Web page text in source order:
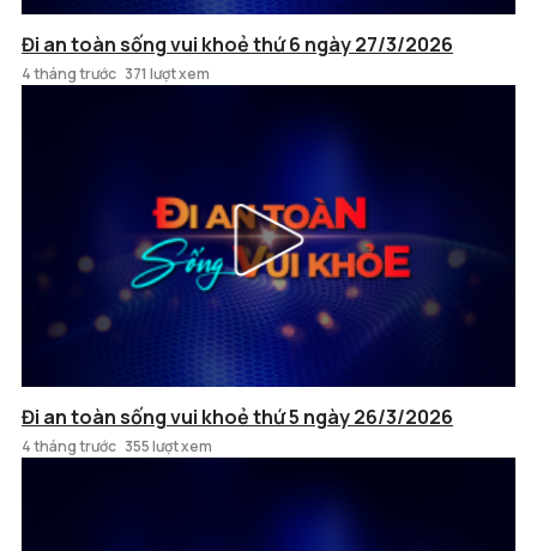
Đi an toàn sống vui khoẻ thứ 6 ngày 27/3/2026
4 tháng trước 371 lượt xem
Đi an toàn sống vui khoẻ thứ 5 ngày 26/3/2026
4 tháng trước 355 lượt xem